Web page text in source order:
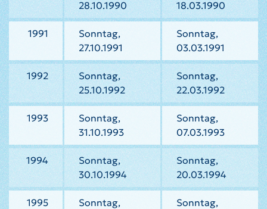
28.10.1990 18.03.1990
1991
Sonntag,
27.10.1991
Sonntag,
03.03.1991
1992
Sonntag,
25.10.1992
Sonntag,
22.03.1992
1993
Sonntag,
31.10.1993
Sonntag,
07.03.1993
1994
Sonntag,
30.10.1994
Sonntag,
20.03.1994
1995
Sonntag,
Sonntag,